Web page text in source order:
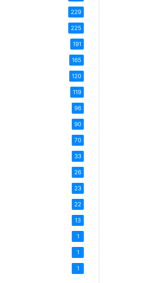
229
225
191
165
120
119
96
90
70
33
26
23
22
13
1
1
1